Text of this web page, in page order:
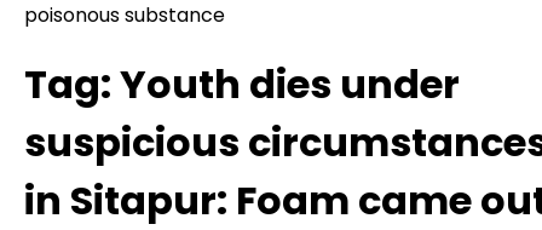
poisonous substance
Tag: Youth dies under
suspicious
in Sitapur: Foam came